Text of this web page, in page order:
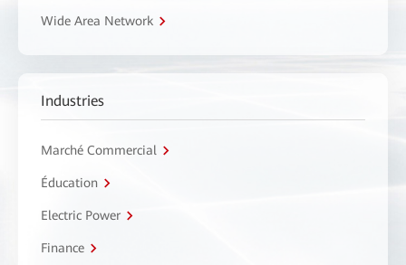
Wide Area Network
Industries
Marché Commercial
Éducation
Electric Power
Finance